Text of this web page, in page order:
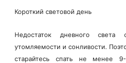
Короткий световой день
Недостаток дневного света
утомляемости и сонливости.
старайтесь спать не менее